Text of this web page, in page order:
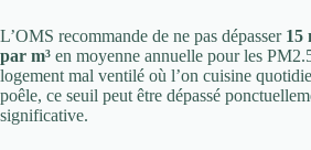
L’OMS recommande de ne pas dépasser 15
par m³ en moyenne annuelle pour les
logement mal ventilé où l’on cuisine
poêle, ce seuil peut être dépassé
significative.